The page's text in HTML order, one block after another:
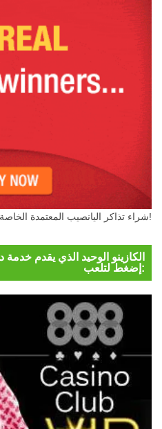
شراء تذاكر اليانصيب المعتمدة الخاصة بك على الانترنت!
الكازينو الوحيد الذي يقدم خدمة
إضغط لتلعب: